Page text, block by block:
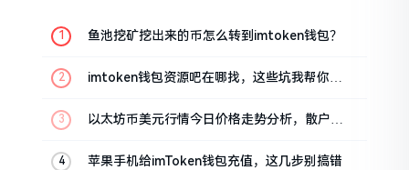
鱼池挖矿挖出来的币怎么转到imtoken钱包？
imtoken钱包资源吧在哪找，这些坑我帮你趟
以太坊币美元行情今日价格走势分析，散户如
苹果手机给imToken钱包充值，这几步别搞错